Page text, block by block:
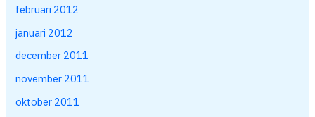
februari 2012
januari 2012
december 2011
november 2011
oktober 2011